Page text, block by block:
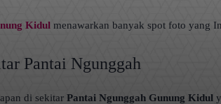
Kidul menawarkan banyak spot foto yang
Pantai Ngunggah
di sekitar Pantai Ngunggah Gunung Kidul